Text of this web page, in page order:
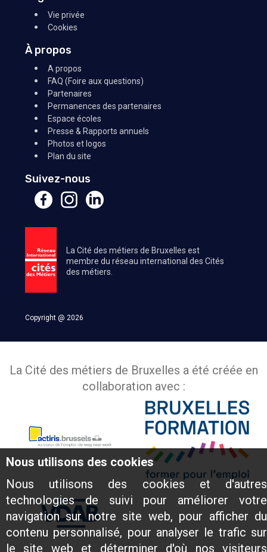
Nous utilisons des cookies
Nous utilisons des cookies et d'autres
technologies de suivi pour améliorer votre
navigation sur notre site web, pour afficher du
contenu personnalisé, pour analyser le trafic sur
le site web et déterminer d'où nos visiteurs
Vie privée
Cookies
À propos
A propos
FAQ (Foire aux questions)
Partenaires
Permanences des partenaires
Espace écoles
Presse & Rapports annuels
Photos et logos
Plan du site
Suivez-nous
La Cité des métiers de Bruxelles est
membre du réseau international des Cités
des métiers.
Copyright @ 2026
La Cité des métiers de Bruxelles a été créée en
collaboration avec :